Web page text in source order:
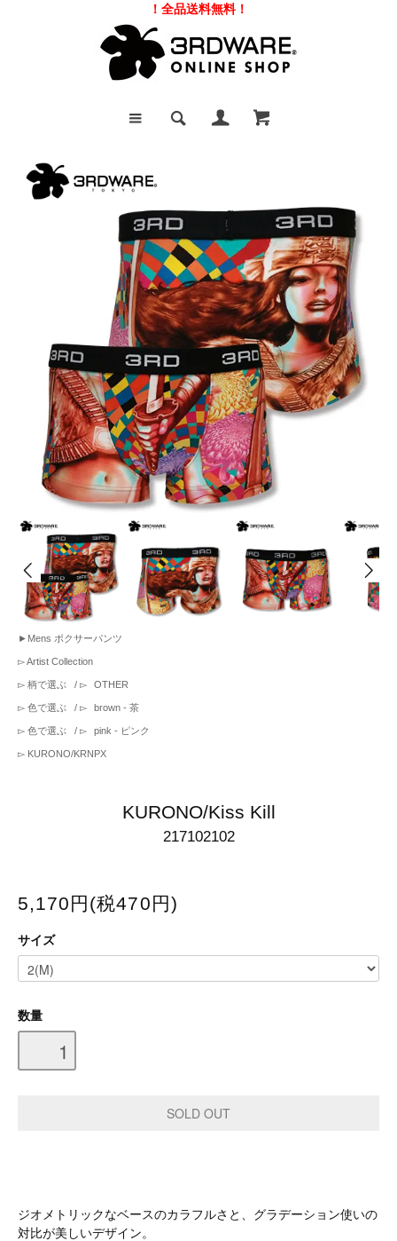
！全品送料無料！
► Mens ボクサーパンツ
▻Artist Collection
▻ 柄で選ぶ / ▻ OTHER
▻ 色で選ぶ / ▻ brown - 茶
▻ 色で選ぶ / ▻ pink - ピンク
▻ KURONO/KRNPX
KURONO/Kiss Kill
217102102
5,170円(税470円)
サイズ
数量
ジオメトリックなベースのカラフルさと、グラデーション使いの
対比が美しいデザイン。